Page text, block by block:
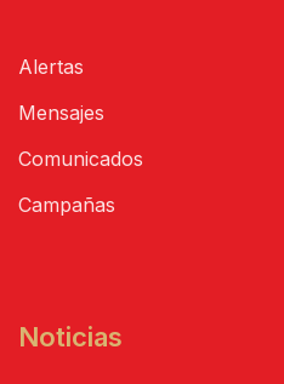
Alertas
Mensajes
Comunicados
Campañas
Noticias